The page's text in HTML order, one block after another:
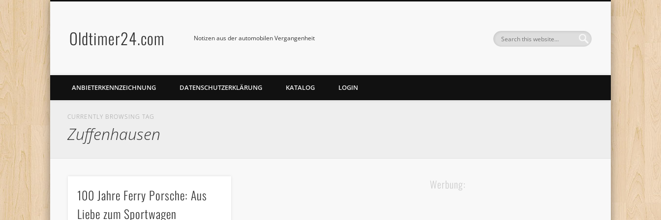
Oldtimer24.com Notizen aus der automobilen Vergangenheit
ANBIETERKENNZEICHNUNG DATENSCHUTZERKLÄRUNG KATALOG LOGIN
CURRENTLY BROWSING TAG
Zuffenhausen
100 Jahre Ferry Porsche: Aus
Liebe zum Sportwagen
Werbung: